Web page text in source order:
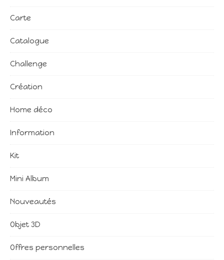
Carte
Catalogue
Challenge
Création
Home déco
Information
Kit
Mini Album
Nouveautés
Objet 3D
Offres personnelles